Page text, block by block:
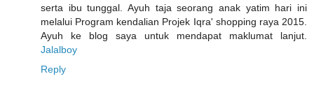
serta ibu tunggal. Ayuh taja seorang anak yatim hari ini
melalui Program kendalian Projek Iqra' shopping raya 2015.
Ayuh ke blog saya untuk mendapat maklumat lanjut.
Jalalboy
Reply